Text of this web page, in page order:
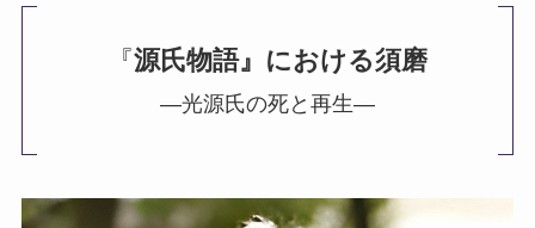
『源氏物語』における須磨
―光源氏の死と再生―